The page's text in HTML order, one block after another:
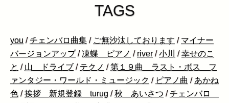
TAGS
you /チェンバロ曲集 / ご無沙汰しております / マイナー
バージョンアップ /凍蝶 ピアノ / river /小川 /幸せのこ
と / 山 ドライブ / テクノ /第１９曲 ラスト・ボス フ
ァンタジー・ワールド・ミュージック / ピアノ曲 / あかね
色 /挨拶 新規登録 turug /秋 あいさつ /チェンバロ